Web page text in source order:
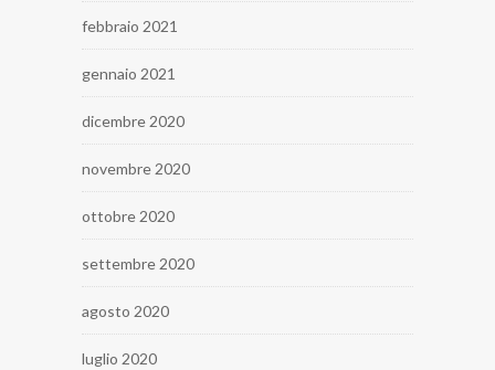
febbraio 2021
gennaio 2021
dicembre 2020
novembre 2020
ottobre 2020
settembre 2020
agosto 2020
luglio 2020